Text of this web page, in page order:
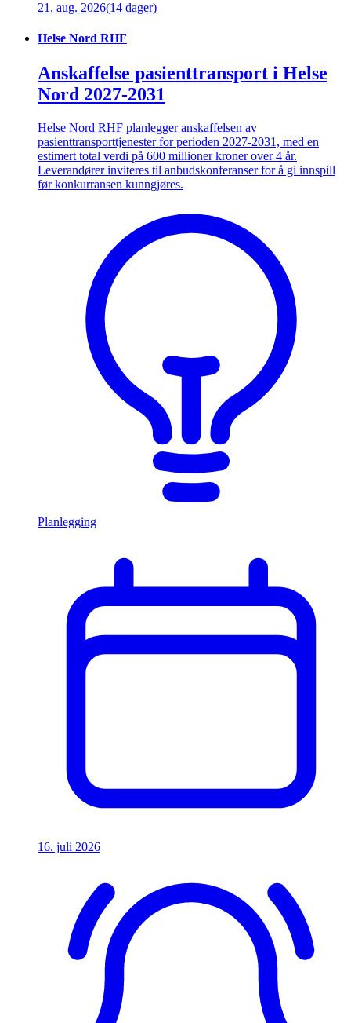
21. aug. 2026(14 dager)
Helse Nord RHF
Anskaffelse pasienttransport i Helse
Nord 2027-2031
Helse Nord RHF planlegger anskaffelsen av
pasienttransporttjenester for perioden 2027-2031, med en
estimert total verdi på 600 millioner kroner over 4 år.
Leverandører inviteres til anbudskonferanser for å gi innspill
før konkurransen kunngjøres.
Planlegging
16. juli 2026